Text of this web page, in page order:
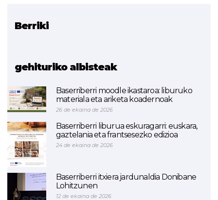
Berriki
gehituriko albisteak
Baserriberri moodle ikastaroa: liburuko
materiala eta ariketa koadernoak
26 de ekaina de 2026
Baserriberri liburua eskuragarri: euskara,
gaztelania eta frantsesezko edizioa
24 de ekaina de 2026
Baserriberri itxiera jardunaldia Donibane
Lohitzunen
12 de ekaina de 2026